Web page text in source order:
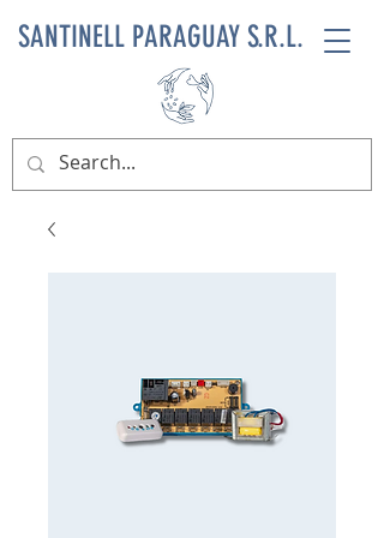
SANTINELL PARAGUAY S.R.L.